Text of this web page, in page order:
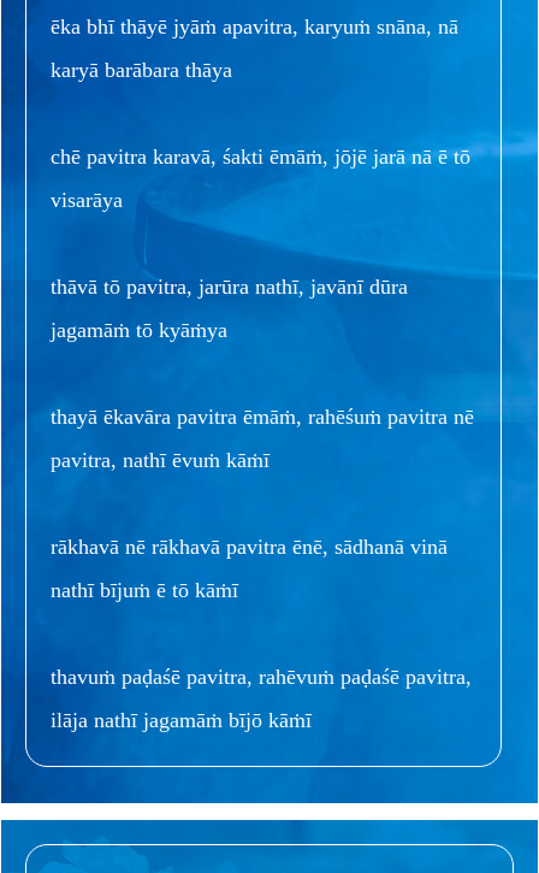
ēka bhī thāyē jyāṁ apavitra, karyuṁ snāna, nā
karyā barābara thāya
chē pavitra karavā, śakti ēmāṁ, jōjē jarā nā ē tō
visarāya
thāvā tō pavitra, jarūra nathī, javānī dūra
jagamāṁ tō kyāṁya
thayā ēkavāra pavitra ēmāṁ, rahēśuṁ pavitra nē
pavitra, nathī ēvuṁ kāṁī
rākhavā nē rākhavā pavitra ēnē, sādhanā vinā
nathī bījuṁ ē tō kāṁī
thavuṁ paḍaśē pavitra, rahēvuṁ paḍaśē pavitra,
ilāja nathī jagamāṁ bījō kāṁī